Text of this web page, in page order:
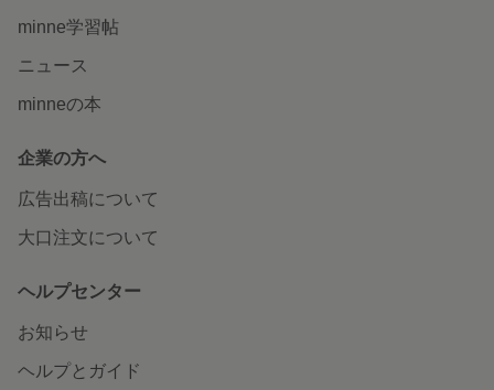
minne学習帖
ニュース
minneの本
企業の方へ
広告出稿について
大口注文について
ヘルプセンター
お知らせ
ヘルプとガイド